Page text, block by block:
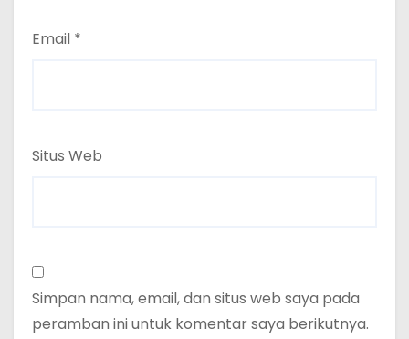
Email *
Situs Web
Simpan nama, email, dan situs web saya pada
peramban ini untuk komentar saya berikutnya.